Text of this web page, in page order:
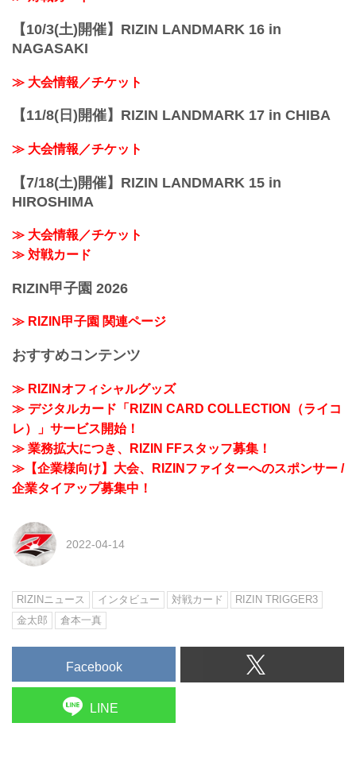
【10/3(土)開催】RIZIN LANDMARK 16 in
NAGASAKI
≫ 大会情報／チケット
【11/8(日)開催】RIZIN LANDMARK 17 in CHIBA
≫ 大会情報／チケット
【7/18(土)開催】RIZIN LANDMARK 15 in
HIROSHIMA
≫ 大会情報／チケット
≫ 対戦カード
RIZIN甲子園 2026
≫ RIZIN甲子園 関連ページ
おすすめコンテンツ
≫ RIZINオフィシャルグッズ
≫ デジタルカード「RIZIN CARD COLLECTION（ライコ
レ）」サービス開始！
≫ 業務拡大につき、RIZIN FFスタッフ募集！
≫【企業様向け】大会、RIZINファイターへのスポンサー /
企業タイアップ募集中！
2022-04-14
RIZINニュース インタビュー 対戦カード
RIZIN TRIGGER3
金太郎
倉本一真
Facebook
LINE